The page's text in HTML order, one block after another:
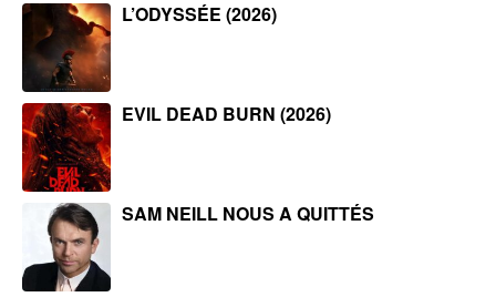
L’ODYSSÉE (2026)
EVIL DEAD BURN (2026)
SAM NEILL NOUS A QUITTÉS